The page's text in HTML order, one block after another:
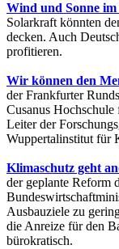
Wind und Sonne
Solarkraft könnten
decken. Auch
profitieren.
Wir können den
der Frankfurter
Cusanus Hochschule
Leiter der
Wuppertalinstitut für
Klimaschutz geht
der geplante Reform
Ausbauziele zu
die Anreize für den
bürokratisch.